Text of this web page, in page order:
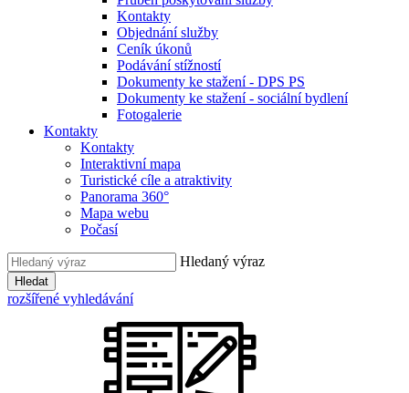
Kontakty
Objednání služby
Ceník úkonů
Podávání stížností
Dokumenty ke stažení - DPS PS
Dokumenty ke stažení - sociální bydlení
Fotogalerie
Kontakty
Kontakty
Interaktivní mapa
Turistické cíle a atraktivity
Panorama 360°
Mapa webu
Počasí
Hledaný výraz
Hledat
rozšířené vyhledávání